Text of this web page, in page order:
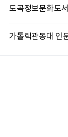
도곡정보문화도